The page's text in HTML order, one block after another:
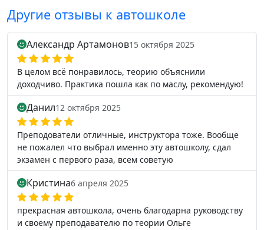
Другие отзывы к автошколе
Александр Артамонов15 октября 2025
В целом всё понравилось, теорию объяснили
доходчиво. Практика пошла как по маслу, рекомендую!
Данил12 октября 2025
Преподователи отличные, инструктора тоже. Вообще
не пожалел что выбрал именно эту автошколу, сдал
экзамен с первого раза, всем советую
Кристина6 апреля 2025
прекрасная автошкола, очень благодарна руководству
и своему преподавателю по теории Ольге